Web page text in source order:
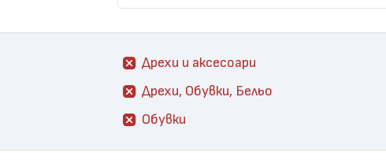
Дрехи и аксесоари
Дрехи, Обувки, Бельо
Обувки